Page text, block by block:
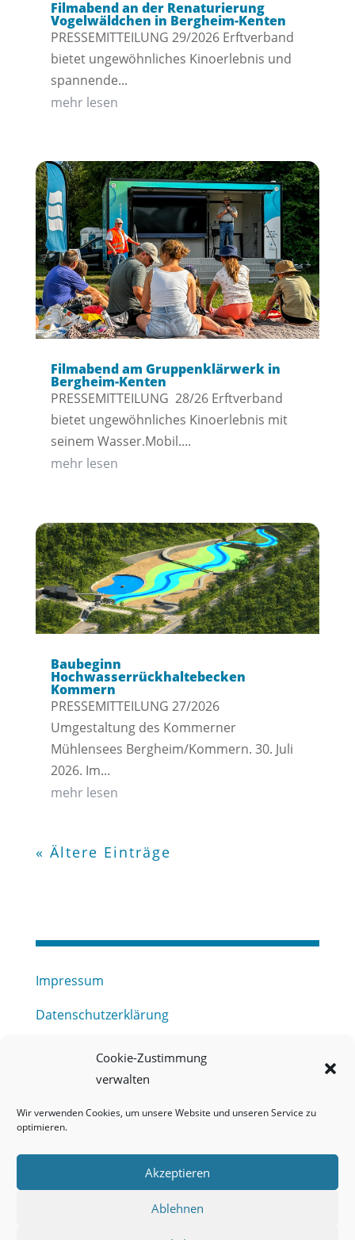
Cookie-Zustimmung
verwalten
Wir verwenden Cookies, um unsere Website und unseren Service zu
optimieren.
Akzeptieren
Ablehnen
Filmabend an der Renaturierung
Vogelwäldchen in Bergheim-Kenten
PRESSEMITTEILUNG 29/2026 Erftverband
bietet ungewöhnliches Kinoerlebnis und
spannende...
mehr lesen
Filmabend am Gruppenklärwerk in
Bergheim-Kenten
PRESSEMITTEILUNG 28/26 Erftverband
bietet ungewöhnliches Kinoerlebnis mit
seinem Wasser.Mobil....
mehr lesen
Baubeginn
Hochwasserrückhaltebecken
Kommern
PRESSEMITTEILUNG 27/2026
Umgestaltung des Kommerner
Mühlensees Bergheim/Kommern. 30. Juli
2026. Im...
mehr lesen
« Ältere Einträge
Impressum
Datenschutzerklärung
Haftungsausschluss
Barrierefreiheitserklärung
Meldestelle (HinSchG) des Erftverbandes
Onlineportal Grundwassernutzung